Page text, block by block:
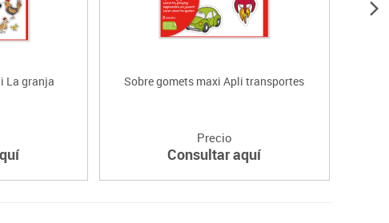
La granja Sobre gomets maxi Apli transportes
Precio
Consultar aquí